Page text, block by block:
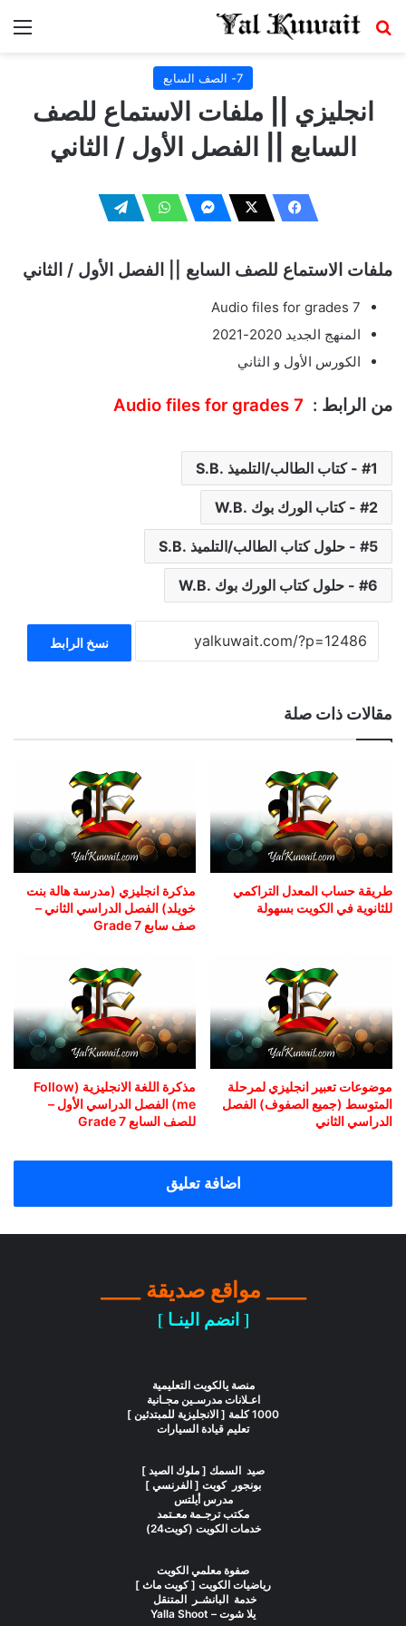
بحث عن
7- الصف السابع
انجليزي || ملفات الاستماع للصف
السابع || الفصل الأول / الثاني
ملفات الاستماع للصف السابع || الفصل الأول / الثاني
Audio files for grades 7
المنهج الجديد 2020-2021
الكورس الأول و الثاني
من الرابط : Audio files for grades 7
1 - كتاب الطالب/التلميذ .S.B
2 - كتاب الورك بوك .W.B
5 - حلول كتاب الطالب/التلميذ .S.B
6 - حلول كتاب الورك بوك .W.B
نسخ الرابط
مقالات ذات صلة
طريقة حساب المعدل التراكمي
للثانوية في الكويت بسهولة
مذكرة انجليزي (مدرسة هالة بنت
خويلد) الفصل الدراسي الثاني –
صف سابع Grade 7
موضوعات تعبير انجليزي لمرحلة
المتوسط (جميع الصفوف) الفصل
الدراسي الثاني
مذكرة اللغة الانجليزية (Follow
me) الفصل الدراسي الأول –
للصف السابع Grade 7
اضافة تعليق
____ مواقع صديقة ____
[ انضم الينـا ]
منصة يالكويت التعليمية
اعـلانات مدرسـين مجـانية
1000 كلمة [ الانجليزية للمبتدئين ]
تعليم قيادة السيارات
صيد السمك [ ملوك الصيد ]
بونجور كويت [ الفرنسي ]
مدرس أيلتس
مكتب ترجـمة معـتمد
خدمات الكويت (كويت24)
صفوة معلمي الكويت
رياضيات الكويت [ كويت ماث ]
خدمة البانشـر المتنقل
يلا شوت – Yalla Shoot